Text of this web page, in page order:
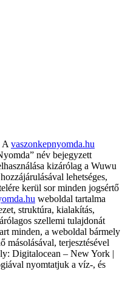
A vaszonkepnyomda.hu
név bejegyzett
kizárólag a Wuwu
lehetséges,
kerül sor minden jogsértő
weboldal tartalma
struktúra, kialakítás,
szellemi tulajdonát
minden, a weboldal bármely
másolásával, terjesztésével
Digitalocean – New York |
nyomtatjuk a víz-, és